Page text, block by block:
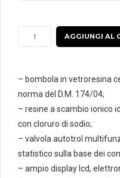
Addolcitore
doppio
quantità
AGGIUNGI AL
– bombola in vetroresina
norma del D.M. 174/04;
– resine a scambio ionico
con cloruro di sodio;
– valvola autotrol
statistico sulla base dei
– ampio display lcd,